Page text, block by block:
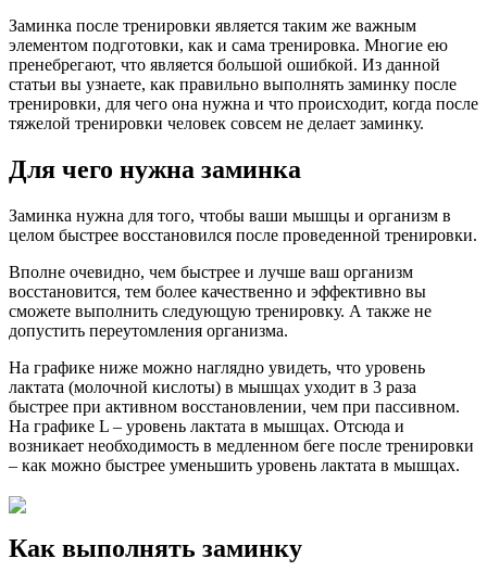
Заминка после тренировки является таким же важным
элементом подготовки, как и сама тренировка. Многие ею
пренебрегают, что является большой ошибкой. Из данной
статьи вы узнаете, как правильно выполнять заминку после
тренировки, для чего она нужна и что происходит, когда после
тяжелой тренировки человек совсем не делает заминку.
Для чего нужна заминка
Заминка нужна для того, чтобы ваши мышцы и организм в
целом быстрее восстановился после проведенной тренировки.
Вполне очевидно, чем быстрее и лучше ваш организм
восстановится, тем более качественно и эффективно вы
сможете выполнить следующую тренировку. А также не
допустить переутомления организма.
На графике ниже можно наглядно увидеть, что уровень
лактата (молочной кислоты) в мышцах уходит в 3 раза
быстрее при активном восстановлении, чем при пассивном.
На графике L – уровень лактата в мышцах. Отсюда и
возникает необходимость в медленном беге после тренировки
– как можно быстрее уменьшить уровень лактата в мышцах.
Как выполнять заминку